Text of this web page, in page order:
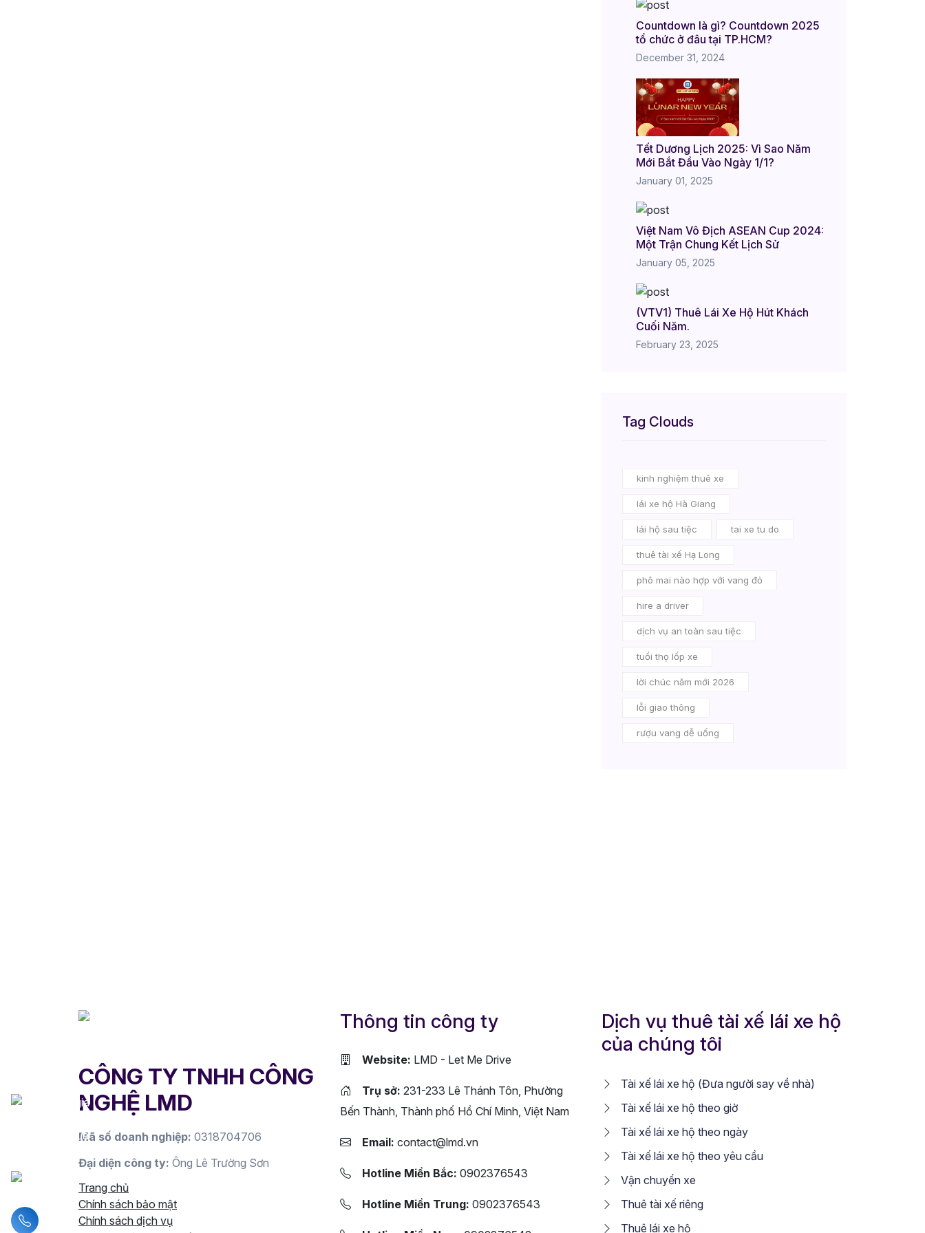
Countdown là gì? Countdown 2025
tổ chức ở đâu tại TP.HCM?
December 31, 2024
Tết Dương Lịch 2025: Vì Sao Năm
Mới Bắt Đầu Vào Ngày 1/1?
January 01, 2025
Việt Nam Vô Địch ASEAN Cup 2024:
Một Trận Chung Kết Lịch Sử
January 05, 2025
(VTV1) Thuê Lái Xe Hộ Hút Khách
Cuối Năm.
February 23, 2025
Tag Clouds
kinh nghiệm thuê xe
lái xe hộ Hà Giang
lái hộ sau tiệc tai xe tu do
thuê tài xế Hạ Long
phô mai nào hợp với vang đỏ
hire a driver
dịch vụ an toàn sau tiệc
tuổi thọ lốp xe
lời chúc năm mới 2026
lỗi giao thông
rượu vang dễ uống
CÔNG TY TNHH CÔNG
NGHỆ LMD
Mã số doanh nghiệp: 0318704706
Đại diện công ty: Ông Lê Trường Sơn
Trang chủ
Chính sách bảo mật
Chính sách dịch vụ
Thông tin công ty
Website: LMD - Let Me Drive
Trụ sở: 231-233 Lê Thánh Tôn, Phường
Bến Thành, Thành phố Hồ Chí Minh, Việt Nam
Email: contact@lmd.vn
Hotline Miền Bắc: 0902376543
Hotline Miền Trung: 0902376543
Dịch vụ thuê tài xế lái xe hộ
của chúng tôi
Tài xế lái xe hộ (Đưa người say về nhà)
Tài xế lái xe hộ theo giờ
Tài xế lái xe hộ theo ngày
Tài xế lái xe hộ theo yêu cầu
Vận chuyển xe
Thuê tài xế riêng
Thuê lái xe hộ
Liên hệ hotline